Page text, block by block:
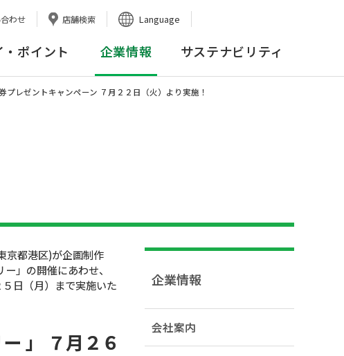
わせ 店舗検索 Language
ポイント 企業情報 サステナビリティ
レゼントキャンペーン ７月２２日（火）より実施！
京都港区)が企画制作
」の開催にあわせ、
日（月）まで実施いた
」 ７月２６
企業情報
会社案内